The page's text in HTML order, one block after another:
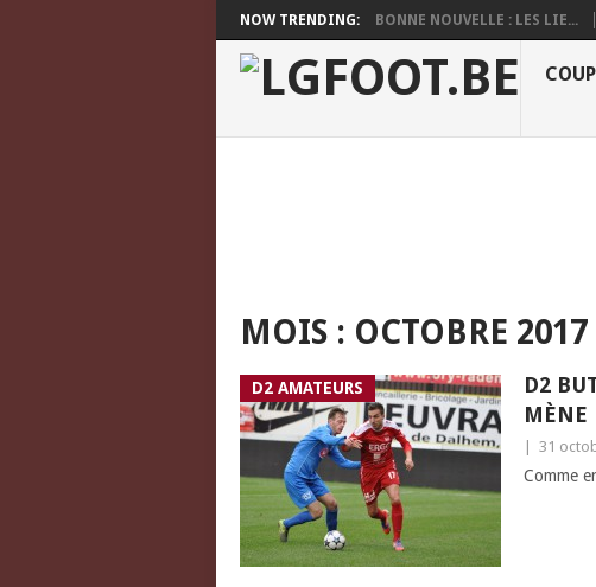
NOW TRENDING: BONNE NOUVELLE : LES LIE...
MOIS : OCTOBRE 2017
D2 AMATEURS
D2
MÈNE
31
Comme